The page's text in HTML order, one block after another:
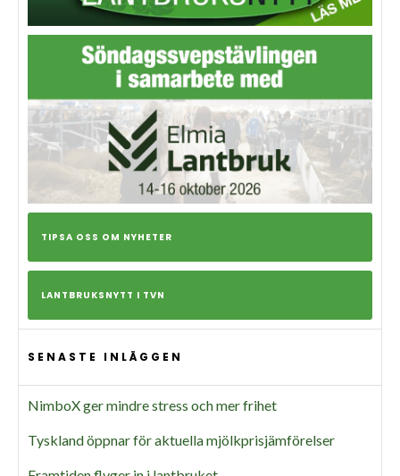
TIPSA OSS OM NYHETER
LANTBRUKSNYTT I TVN
SENASTE INLÄGGEN
NimboX ger mindre stress och mer frihet
Tyskland öppnar för aktuella mjölkprisjämförelser